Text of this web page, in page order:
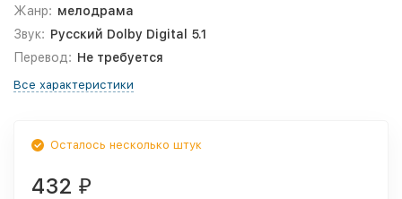
Жанр: мелодрама
Звук: Русский Dolby Digital 5.1
Перевод: Не требуется
Все характеристики
Осталось несколько штук
432 ₽